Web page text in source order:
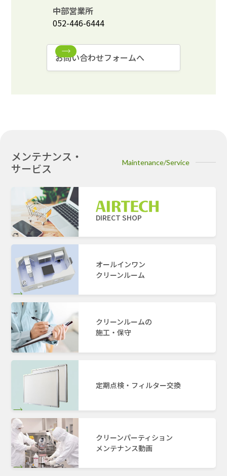
中部営業所
052-446-6444
お問い合わせフォームへ
メンテナンス・
サービス
Maintenance/Service
DIRECT SHOP
オールインワン
クリーンルーム
クリーンルームの
施工・保守
定期点検・フィルター交換
クリーンパーティション
メンテナンス動画